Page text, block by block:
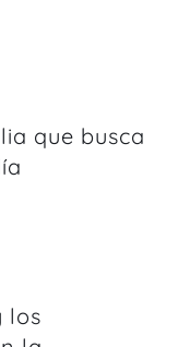
que busca
los